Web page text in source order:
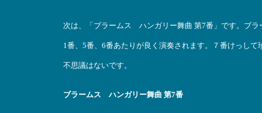
次は、「ブラームス ハンガリー舞曲 第7番」です。ブ
1番、5番、6番あたりが良く演奏されます。７番けっし
不思議はないです。
ブラームス ハンガリー舞曲 第7番